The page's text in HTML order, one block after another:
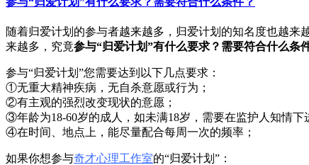
随着归爱计划的参与者越来越多，归爱计划的知名度也越
来越多，究竟参与“归爱计划”有什么要求？需要符合什么条
参与“归爱计划”您需要达到以下几点要求：
①无重大精神疾病，无自杀意愿或行为；
②有主观的强烈改变现状的意愿；
③年龄为18-60岁的成人，如未满18岁，需要在监护人知情下
④在时间、地点上，能尽量配合每周一次的频率；
如果你想参与奇才心理工作室的“归爱计划”：